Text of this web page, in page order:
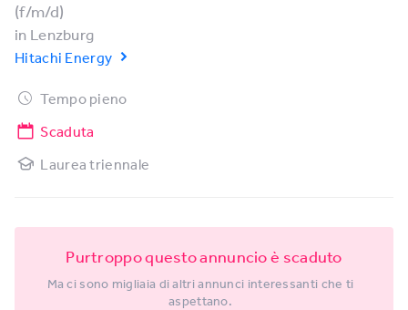
(f/m/d)
in Lenzburg
Hitachi Energy
Tempo pieno
Scaduta
Laurea triennale
Purtroppo questo annuncio è scaduto
Ma ci sono migliaia di altri annunci interessanti che ti
aspettano.